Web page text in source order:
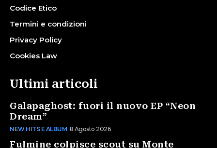
Codice Etico
Termini e condizioni
Privacy Policy
Cookies Law
Ultimi articoli
Galapaghost: fuori il nuovo EP “Neon
Dream”
NEW HITS E ALBUM 8 Agosto 2026
Fulmine colpisce scout su Monte